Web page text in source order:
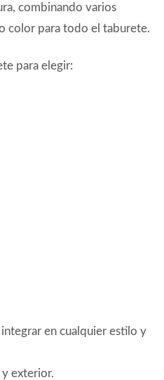
combinando varios
color para todo el taburete.
para elegir:
en cualquier estilo y
y exterior.